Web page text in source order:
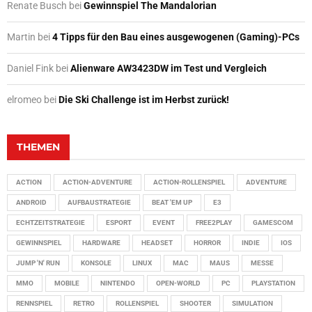
Renate Busch beiGewinnspiel The Mandalorian
Martin bei4 Tipps für den Bau eines ausgewogenen (Gaming)-PCs
Daniel Fink beiAlienware AW3423DW im Test und Vergleich
elromeo beiDie Ski Challenge ist im Herbst zurück!
THEMEN
ACTION ACTION-ADVENTURE ACTION-ROLLENSPIEL ADVENTURE
ANDROID AUFBAUSTRATEGIE BEAT 'EM UP E3
ECHTZEITSTRATEGIE ESPORT EVENT FREE2PLAY GAMESCOM
GEWINNSPIEL HARDWARE HEADSET HORROR INDIE IOS
JUMP 'N' RUN KONSOLE LINUX MAC MAUS MESSE
MMO MOBILE NINTENDO OPEN-WORLD PC PLAYSTATION
RENNSPIEL RETRO ROLLENSPIEL SHOOTER SIMULATION